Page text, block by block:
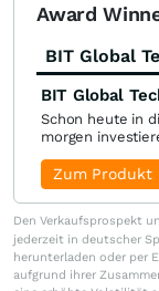
Award
BIT Global
BIT Global
Schon heute in
morgen
Zum Produkt
Den Verkaufsprospekt
jederzeit in deutscher
herunterladen oder per
aufgrund ihrer